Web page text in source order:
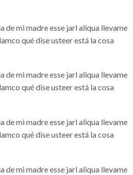
de mi madre esse jarl aliqua llevame
qué dise usteer está la cosa
de mi madre esse jarl aliqua llevame
qué dise usteer está la cosa
de mi madre esse jarl aliqua llevame
qué dise usteer está la cosa
de mi madre esse jarl aliqua llevame